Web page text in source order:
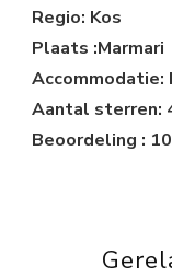
Regio: Kos
Plaats :Marmari
Accommodatie:
Aantal sterren:
Beoordeling : 10